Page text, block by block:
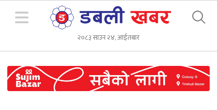
२०८३ साउन २४, आईतबार